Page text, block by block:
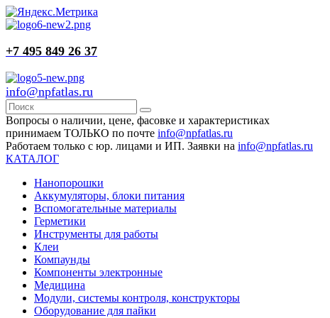
+7 495 849 26 37
info@npfatlas.ru
Вопросы о наличии, цене, фасовке и характеристиках
принимаем ТОЛЬКО по почте info@npfatlas.ru
Работаем только с юр. лицами и ИП. Заявки на info@npfatlas.ru
КАТАЛОГ
Нанопорошки
Аккумуляторы, блоки питания
Вспомогательные материалы
Герметики
Инструменты для работы
Клеи
Компаунды
Компоненты электронные
Медицина
Модули, системы контроля, конструкторы
Оборудование для пайки